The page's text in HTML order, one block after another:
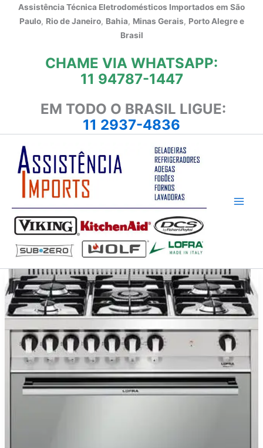
Assistência Técnica Eletrodomésticos Importados em São
Paulo, Rio de Janeiro, Bahia, Minas Gerais, Porto Alegre e
Brasil
CHAME VIA WHATSAPP:
11 94787-1447
EM TODO O BRASIL LIGUE:
11 2937-4836